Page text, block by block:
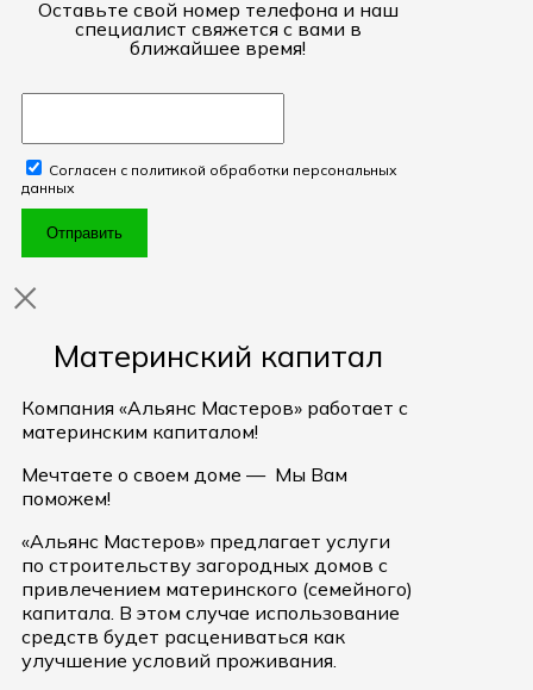
Оставьте свой номер телефона и наш
специалист свяжется с вами в
ближайшее время!
Согласен с политикой обработки персональных
данных
Отправить
Материнский капитал
Компания «Альянс Мастеров» работает с
материнским капиталом!
Мечтаете о своем доме — Мы Вам
поможем!
«Альянс Мастеров» предлагает услуги
по строительству загородных домов с
привлечением материнского (семейного)
капитала. В этом случае использование
средств будет расцениваться как
улучшение условий проживания.